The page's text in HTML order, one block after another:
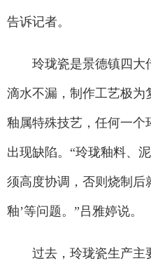
告诉记者。
玲珑瓷是景德镇四大
滴水不漏，制作工艺极为
釉属特殊技艺，任何一个
出现缺陷。“玲珑釉料、
须高度协调，否则烧制后
釉’等问题。”吕雅婷说。
过去，玲珑瓷生产主要